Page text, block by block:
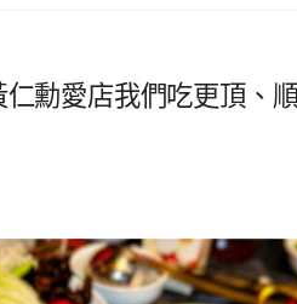
勳愛店我們吃更頂、